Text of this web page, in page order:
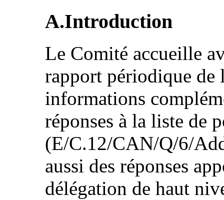
A.Introduction
Le Comité accueille
rapport périodique de
informations
réponses à la liste de
(E/C.12/CAN/Q/6/
aussi des réponses
délégation de haut